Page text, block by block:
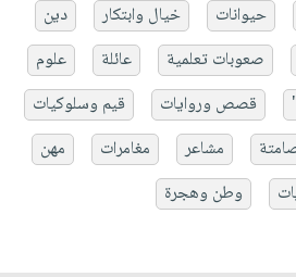
حيوانات خيال وابتكار
دين
صعوبات تعلمية عائلة
علوم
قصص وروايات
قيم وسلوكيات
مشاعر مغامرات
مهن
وطن وهجرة